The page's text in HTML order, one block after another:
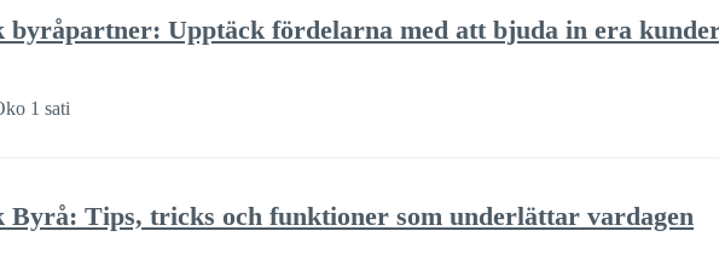
byråpartner: Upptäck fördelarna med att bjuda in era
1 sati
Byrå: Tips, tricks och funktioner som underlättar vardagen